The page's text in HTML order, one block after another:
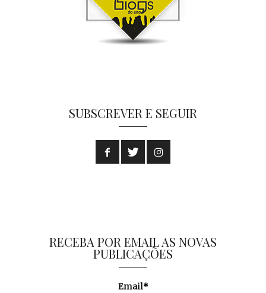
SUBSCREVER E SEGUIR
RECEBA POR EMAIL AS NOVAS
PUBLICAÇÕES
Email*